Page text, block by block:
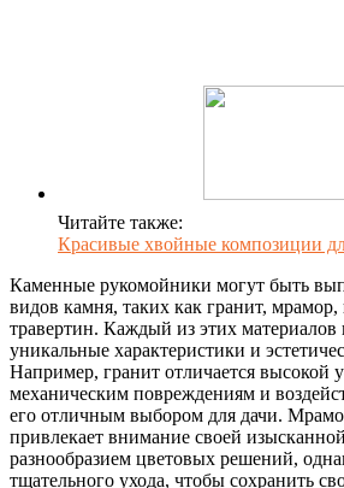
Читайте также:
Красивые хвойные композиции
Каменные рукомойники могут быть
видов камня, таких как гранит, мрамор,
травертин. Каждый из этих материалов
уникальные характеристики и
Например, гранит отличается высокой
механическим повреждениям и
его отличным выбором для дачи.
привлекает внимание своей
разнообразием цветовых решений,
тщательного ухода, чтобы сохранить